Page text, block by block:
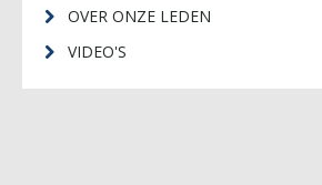
OVER ONZE LEDEN
VIDEO'S